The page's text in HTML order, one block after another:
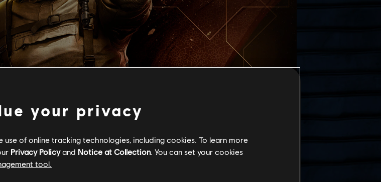
(Alter: 39)
GEBURTSORT
Marrakesch, Marokko.
your privacy
of online tracking technologies, including cookies. To learn more
Privacy Policyand Notice at Collection. You can set your cookies
tool.